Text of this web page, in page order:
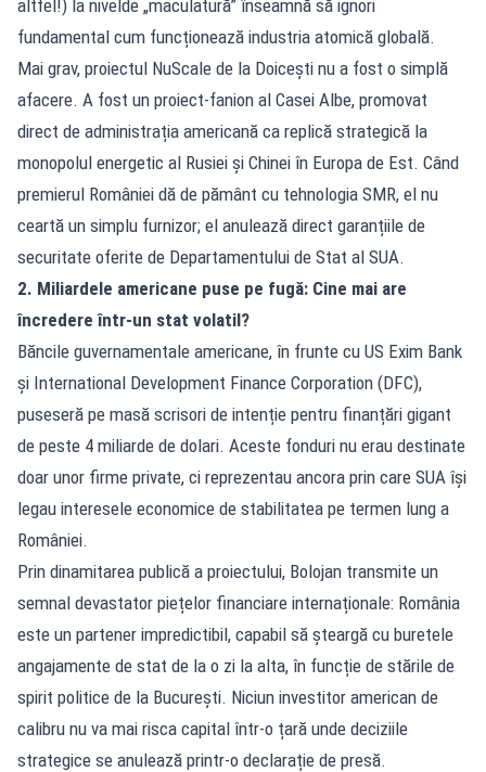
altfel!) la nivelde „maculatură” înseamnă să ignori
fundamental cum funcționează industria atomică globală.
Mai grav, proiectul NuScale de la Doicești nu a fost o simplă
afacere. A fost un proiect-fanion al Casei Albe, promovat
direct de administrația americană ca replică strategică la
monopolul energetic al Rusiei și Chinei în Europa de Est. Când
premierul României dă de pământ cu tehnologia SMR, el nu
ceartă un simplu furnizor; el anulează direct garanțiile de
securitate oferite de Departamentului de Stat al SUA.
2. Miliardele americane puse pe fugă: Cine mai are
încredere într-un stat volatil?
Băncile guvernamentale americane, în frunte cu US Exim Bank
și International Development Finance Corporation (DFC),
puseseră pe masă scrisori de intenție pentru finanțări gigant
de peste 4 miliarde de dolari. Aceste fonduri nu erau destinate
doar unor firme private, ci reprezentau ancora prin care SUA își
legau interesele economice de stabilitatea pe termen lung a
României.
Prin dinamitarea publică a proiectului, Bolojan transmite un
semnal devastator piețelor financiare internaționale: România
este un partener impredictibil, capabil să șteargă cu buretele
angajamente de stat de la o zi la alta, în funcție de stările de
spirit politice de la București. Niciun investitor american de
calibru nu va mai risca capital într-o țară unde deciziile
strategice se anulează printr-o declarație de presă.